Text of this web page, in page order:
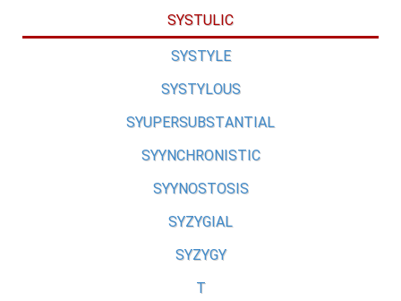
SYSTULIC
SYSTYLE
SYSTYLOUS
SYUPERSUBSTANTIAL
SYYNCHRONISTIC
SYYNOSTOSIS
SYZYGIAL
SYZYGY
T